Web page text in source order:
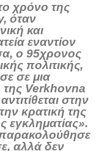
χρόνο της
όταν
και
εναντίον
ο 95χρονος
πολιτικής,
σε μια
της Verkhovna
στην
κρατική της
εγκληματίας».
αλλά δεν